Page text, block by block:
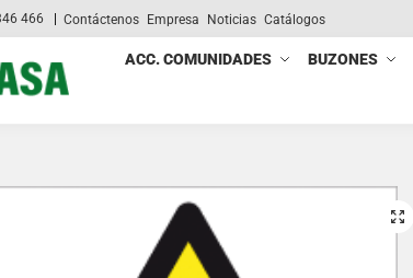
466 Contáctenos Empresa Noticias Catálogos
ACC. COMUNIDADES BUZONES